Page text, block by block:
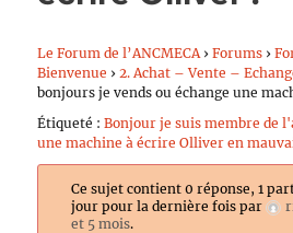
Le Forum de l’ANCMECA › Forums ›
Bienvenue › 2. Achat – Vente –
bonjours je vends ou échange une
Étiqueté :Bonjour je suis membre de
une machine à écrire Olliver en
Ce sujet contient 0 réponse, 1
jour pour la dernière fois par
et 5 mois.